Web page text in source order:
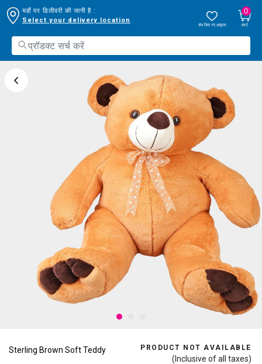
यहाँ पर डिलीवरी की जानी है :
Select your delivery location
सेव किए गए आइटम
0
कार्ट
Sterling Brown Soft Teddy PRODUCT NOT AVAILABLE
(Inclusive of all taxes)